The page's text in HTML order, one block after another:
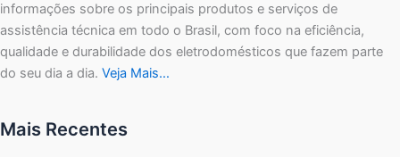
informações sobre os principais produtos e serviços de
assistência técnica em todo o Brasil, com foco na eficiência,
qualidade e durabilidade dos eletrodomésticos que fazem parte
do seu dia a dia. Veja Mais…
Mais Recentes